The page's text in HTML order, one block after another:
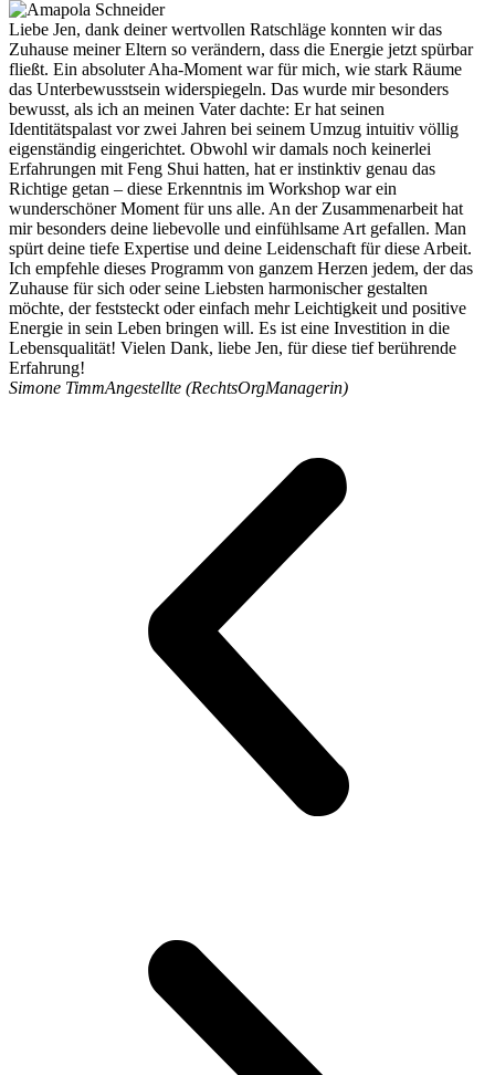
Liebe Jen, dank deiner wertvollen Ratschläge konnten wir das
Zuhause meiner Eltern so verändern, dass die Energie jetzt spürbar
fließt. Ein absoluter Aha-Moment war für mich, wie stark Räume
das Unterbewusstsein widerspiegeln. Das wurde mir besonders
bewusst, als ich an meinen Vater dachte: Er hat seinen
Identitätspalast vor zwei Jahren bei seinem Umzug intuitiv völlig
eigenständig eingerichtet. Obwohl wir damals noch keinerlei
Erfahrungen mit Feng Shui hatten, hat er instinktiv genau das
Richtige getan – diese Erkenntnis im Workshop war ein
wunderschöner Moment für uns alle. An der Zusammenarbeit hat
mir besonders deine liebevolle und einfühlsame Art gefallen. Man
spürt deine tiefe Expertise und deine Leidenschaft für diese Arbeit.
Ich empfehle dieses Programm von ganzem Herzen jedem, der das
Zuhause für sich oder seine Liebsten harmonischer gestalten
möchte, der feststeckt oder einfach mehr Leichtigkeit und positive
Energie in sein Leben bringen will. Es ist eine Investition in die
Lebensqualität! Vielen Dank, liebe Jen, für diese tief berührende
Erfahrung!
Simone TimmAngestellte (RechtsOrgManagerin)